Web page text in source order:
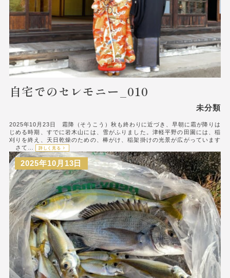
自宅でのセレモニー_010
未分類
2025年10月23日 霜降（そうこう）秋も終わりに近づき、早朝に霜が降りは
じめる時期、すでに岩木山には、雪がふりました。津軽平野の田園には、稲
刈りを終え、天日乾燥のための、棒がけ、稲架掛けの光景が広がっています
さて…
詳しく見る
2025年10月13日